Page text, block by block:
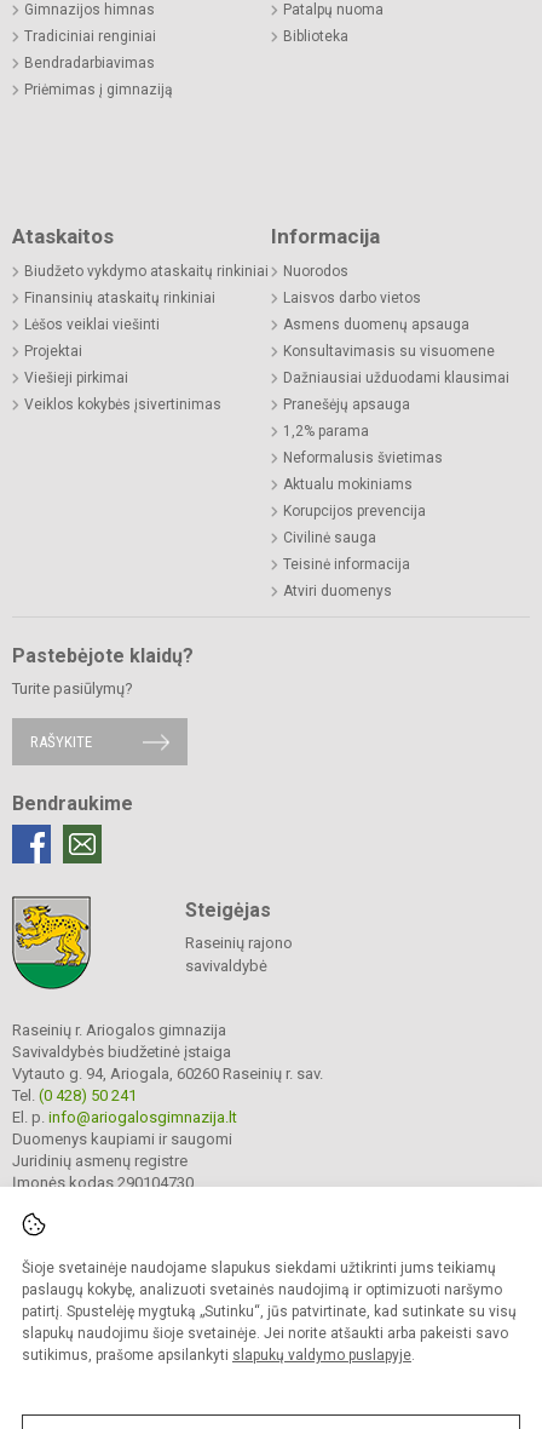
Šioje svetainėje naudojame slapukus siekdami užtikrinti jums teikiamų
paslaugų kokybę, analizuoti svetainės naudojimą ir optimizuoti naršymo
patirtį. Spustelėję mygtuką „Sutinku“, jūs patvirtinate, kad sutinkate su visų
slapukų naudojimu šioje svetainėje. Jei norite atšaukti arba pakeisti savo
sutikimus, prašome apsilankyti slapukų valdymo puslapyje.
Gimnazijos himnas
Tradiciniai renginiai
Bendradarbiavimas
Priėmimas į gimnaziją
Patalpų nuoma
Biblioteka
Ataskaitos
Biudžeto vykdymo ataskaitų rinkiniai
Finansinių ataskaitų rinkiniai
Lėšos veiklai viešinti
Projektai
Viešieji pirkimai
Veiklos kokybės įsivertinimas
Informacija
Nuorodos
Laisvos darbo vietos
Asmens duomenų apsauga
Konsultavimasis su visuomene
Dažniausiai užduodami klausimai
Pranešėjų apsauga
1,2% parama
Neformalusis švietimas
Aktualu mokiniams
Korupcijos prevencija
Civilinė sauga
Teisinė informacija
Atviri duomenys
Pastebėjote klaidų?
Turite pasiūlymų?
RAŠYKITE
Bendraukime
Steigėjas
Raseinių rajono
savivaldybė
Raseinių r. Ariogalos gimnazija
Savivaldybės biudžetinė įstaiga
Vytauto g. 94, Ariogala, 60260 Raseinių r. sav.
Tel. (0 428) 50 241
El. p. info@ariogalosgimnazija.lt
Duomenys kaupiami ir saugomi
Juridinių asmenų registre
Įmonės kodas 290104730
© 2022. Raseinių r. Ariogalos gimnazija. Visos teisės saugomos.
Kopijuoti turinį be raštiško gimnazijos sutikimo griežtai draudžiama.
Prieinamumo paraiška Slapukų valdymas
Sumanus būdas atnaujinti